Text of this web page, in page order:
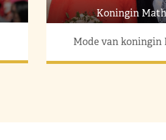
Koningin
Mode van